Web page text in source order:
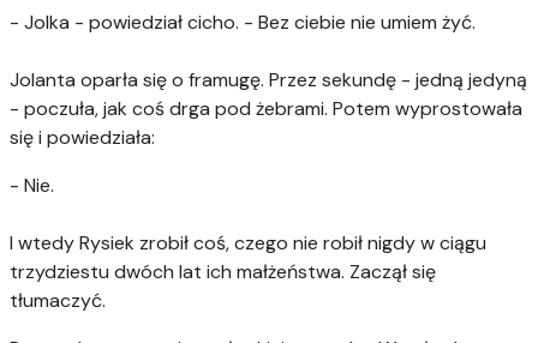
- Jolka - powiedział cicho. - Bez ciebie nie umiem żyć.
Jolanta oparła się o framugę. Przez sekundę - jedną jedyną
- poczuła, jak coś drga pod żebrami. Potem wyprostowała
się i powiedziała:
- Nie.
I wtedy Rysiek zrobił coś, czego nie robił nigdy w ciągu
trzydziestu dwóch lat ich małżeństwa. Zaczął się
tłumaczyć.